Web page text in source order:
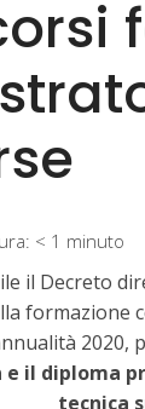
< 1 minuto
il Decreto
formazione
2020,
e il diploma
tecnica